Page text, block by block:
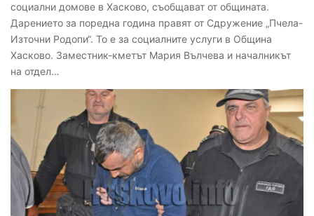
социални домове в Хасково, съобщават от общината.
Дарението за поредна година правят от Сдружение „Пчела-
Източни Родопи“. То е за социалните услуги в Община
Хасково. Заместник-кметът Мария Вълчева и началникът
на отдел…